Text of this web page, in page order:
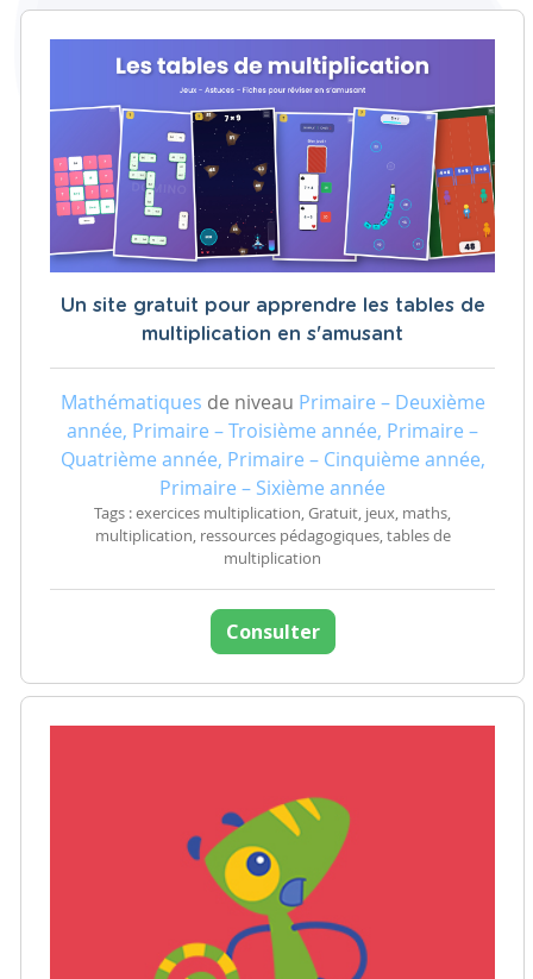
Un site gratuit pour apprendre les tables de
multiplication en s'amusant
Mathématiques de niveau Primaire – Deuxième
année, Primaire – Troisième année, Primaire –
Quatrième année, Primaire – Cinquième année,
Primaire – Sixième année
Tags : exercices multiplication, Gratuit, jeux, maths,
multiplication, ressources pédagogiques, tables de
multiplication
Consulter